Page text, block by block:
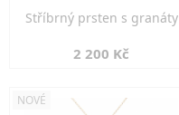
Stříbrný prsten s granáty
2 200 Kč
NOVÉ